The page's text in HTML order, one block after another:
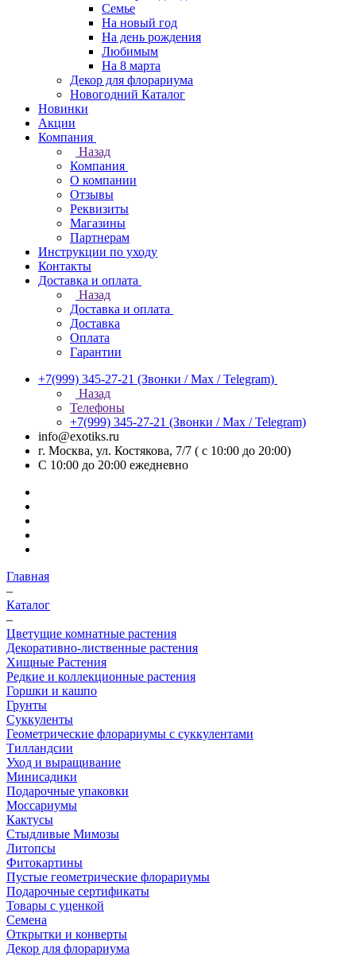
Семье
На новый год
На день рождения
Любимым
На 8 марта
Декор для флорариума
Новогодний Каталог
Новинки
Акции
Компания
Назад
Компания
О компании
Отзывы
Реквизиты
Магазины
Партнерам
Инструкции по уходу
Контакты
Доставка и оплата
Назад
Доставка и оплата
Доставка
Оплата
Гарантии
+7(999) 345-27-21 (Звонки / Max / Telegram)
Назад
Телефоны
+7(999) 345-27-21 (Звонки / Max / Telegram)
info@exotiks.ru
г. Москва, ул. Костякова, 7/7 ( с 10:00 до 20:00)
С 10:00 до 20:00 ежедневно
Главная
–
Каталог
–
Цветущие комнатные растения
Декоративно-лиственные растения
Хищные Растения
Редкие и коллекционные растения
Горшки и кашпо
Грунты
Суккуленты
Геометрические флорариумы с суккулентами
Тилландсии
Уход и выращивание
Минисадики
Подарочные упаковки
Моссариумы
Кактусы
Стыдливые Мимозы
Литопсы
Фитокартины
Пустые геометрические флорариумы
Подарочные сертификаты
Товары с уценкой
Семена
Открытки и конверты
Декор для флорариума